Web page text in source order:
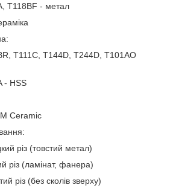
T118BF - метал
T111C, T144D, T244D, T101AO
- HSS
Ceramic
різ (товстий метал)
різ (ламінат, фанера)
різ (без сколів зверху)